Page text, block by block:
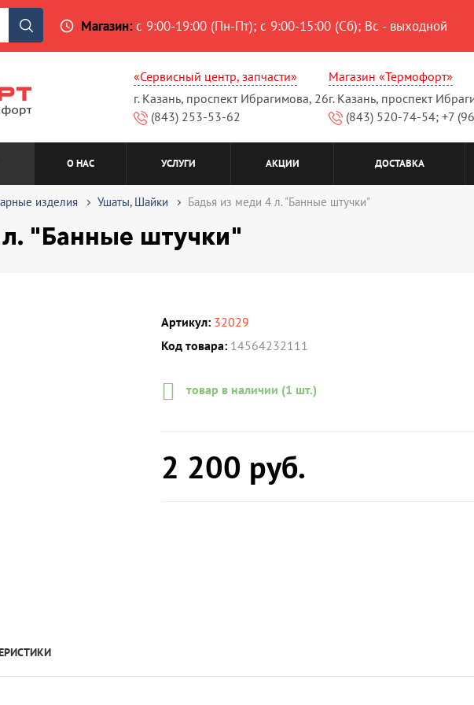
access_time Магазин:с 9:00-19:00 (Пн-Пт); с 9:00-15:00 (Сб); Вс - выходной
«Сервисный центр, запчасти»
г. Казань, проспект Ибрагимова, 26
(843) 253-53-62
Магазин «Термофорт»
г. Казань, проспект
(843) 520-74-54; +7
О НАС УСЛУГИ АКЦИИ ДОСТАВКА
изделия Ушаты, Шайки Бадья из меди 4 л. "Банные штучки"
"Банные штучки"
Артикул: 32029
Код товара: 14564232111
товар в наличии (1 шт.)
2 200 руб.